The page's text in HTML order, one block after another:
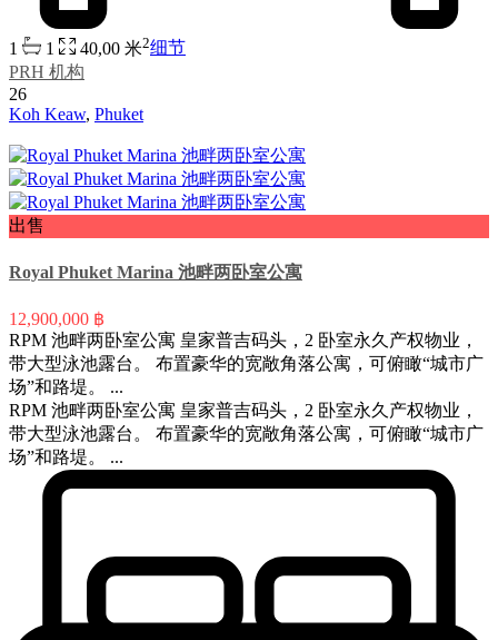
1 1 40,00 米2细节
PRH 机构
26
Koh Keaw, Phuket
出售
Royal Phuket Marina 池畔两卧室公寓
12,900,000 ฿
RPM 池畔两卧室公寓 皇家普吉码头，2 卧室永久产权物业，
带大型泳池露台。 布置豪华的宽敞角落公寓，可俯瞰“城市广
场”和路堤。 ...
RPM 池畔两卧室公寓 皇家普吉码头，2 卧室永久产权物业，
带大型泳池露台。 布置豪华的宽敞角落公寓，可俯瞰“城市广
场”和路堤。 ...